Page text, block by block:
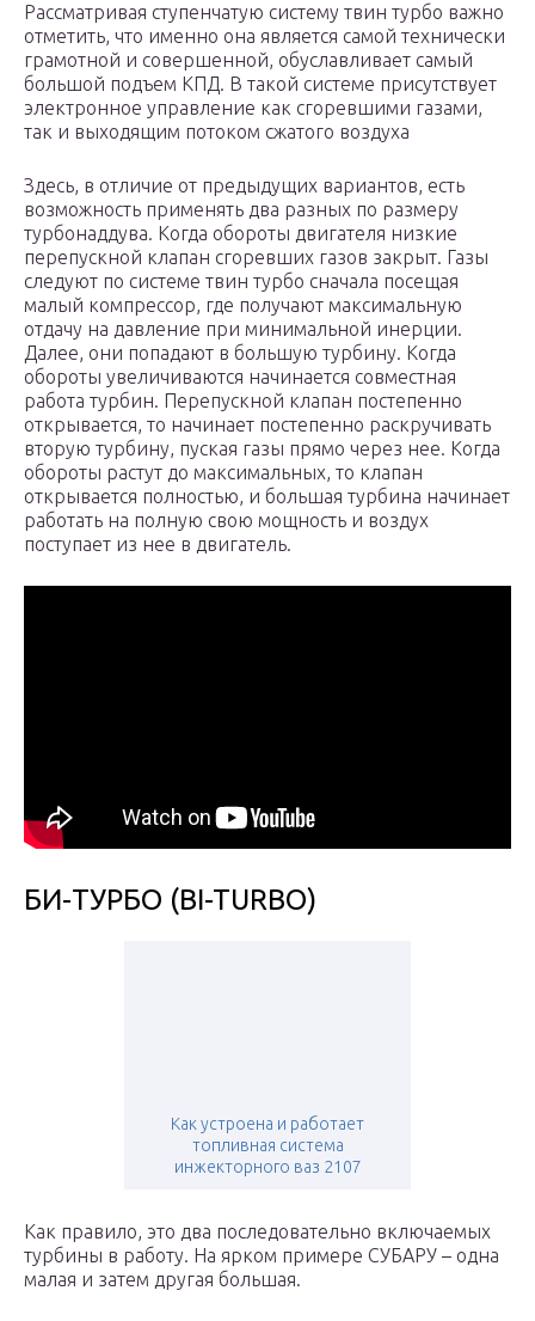
Рассматривая ступенчатую систему твин турбо важно
отметить, что именно она является самой технически
грамотной и совершенной, обуславливает самый
большой подъем КПД. В такой системе присутствует
электронное управление как сгоревшими газами,
так и выходящим потоком сжатого воздуха
Здесь, в отличие от предыдущих вариантов, есть
возможность применять два разных по размеру
турбонаддува. Когда обороты двигателя низкие
перепускной клапан сгоревших газов закрыт. Газы
следуют по системе твин турбо сначала посещая
малый компрессор, где получают максимальную
отдачу на давление при минимальной инерции.
Далее, они попадают в большую турбину. Когда
обороты увеличиваются начинается совместная
работа турбин. Перепускной клапан постепенно
открывается, то начинает постепенно раскручивать
вторую турбину, пуская газы прямо через нее. Когда
обороты растут до максимальных, то клапан
открывается полностью, и большая турбина начинает
работать на полную свою мощность и воздух
поступает из нее в двигатель.
БИ-ТУРБО (BI-TURBO)
Как устроена и работает
топливная система
инжекторного ваз 2107
Как правило, это два последовательно включаемых
турбины в работу. На ярком примере СУБАРУ – одна
малая и затем другая большая.